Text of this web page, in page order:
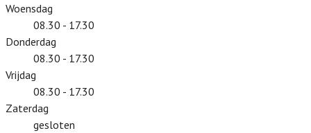
Woensdag
08.30 - 17.30
Donderdag
08.30 - 17.30
Vrijdag
08.30 - 17.30
Zaterdag
gesloten